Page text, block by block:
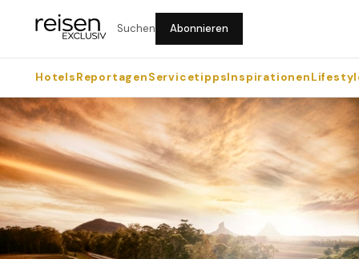
Suchen Abonnieren
HotelsReportagenServicetippsInspirationen